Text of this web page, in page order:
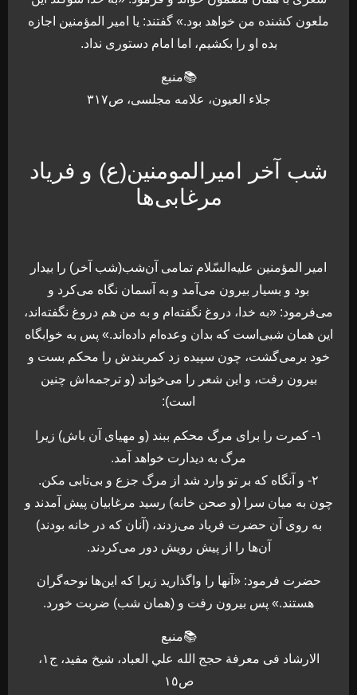
ملعون کشنده من خواهد بود.» گفتند: یا امیر المؤمنین اجازه
بده او را بکشیم، اما امام دستورى نداد.
📚منبع
جلاء العيون، علامه مجلسی، ص٣١٧
شب آخر امیرالمومنین(ع) و فریاد
مرغابی‌ها
امیر المؤمنین علیه‌السّلام تمامى آن‌شب(شب آخر) را بیدار
بود و بسیار بیرون مى‏‌آمد و به آسمان نگاه می‌كرد و
می‌فرمود: «به خدا، دروغ نگفته‏‌ام و به من هم دروغ نگفته‌اند،
این همان شبى‌است كه بدان وعده‌ام داده‏‌اند.» پس به خوابگاه
خود برمی‌گشت، چون سپیده زد كمربندش را محكم بست و
بیرون رفت، و این شعر را می‌خواند (و ترجمه‏‌اش چنین
است):
۱- كمرت را براى مرگ محكم ببند (و مهیاى آن باش) زیرا
مرگ به دیدارت خواهد آمد.
۲- و آنگاه كه بر تو وارد شد از مرگ جزع و بی‌تابى مكن.
چون به میان سرا (و صحن خانه) رسید مرغابیان پیش آمدند و
به روى آن حضرت فریاد می‌زدند، (آنان كه در خانه بودند)
آن‌ها را از پیش رویش دور می‌كردند.
حضرت فرمود: «آنها را واگذارید زیرا كه این‌ها نوحه‏‌گران
هستند.» پس بیرون رفت و (همان شب) ضربت خورد.
📚منبع
الارشاد فی معرفة حجج الله علي العباد، شیخ مفید، ج١،
ص١٥